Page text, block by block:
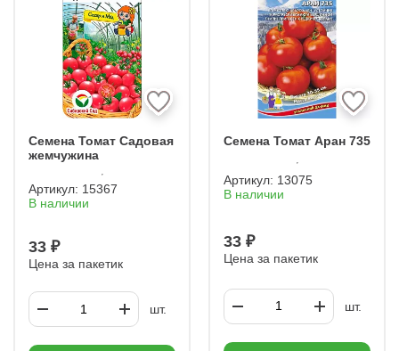
Семена Томат Садовая
жемчужина
Артикул: 15367
В наличии
33 ₽
Цена за пакетик
шт.
Семена Томат Аран 735
Артикул: 13075
В наличии
33 ₽
Цена за пакетик
шт.